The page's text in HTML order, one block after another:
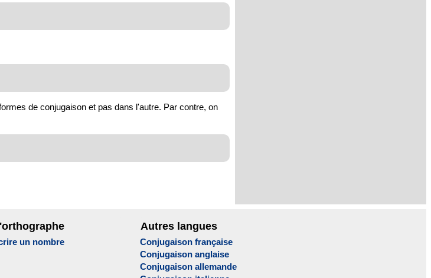
de conjugaison et pas dans l'autre. Par contre, on
un nombre
Autres langues
Conjugaison française
Conjugaison anglaise
Conjugaison allemande